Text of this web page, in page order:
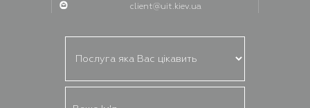
client@uit.kiev.ua